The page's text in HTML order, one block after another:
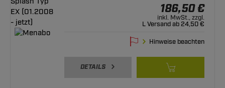
186,50 €
inkl. MwSt., zzgl.
L Versand ab 24,50 €
Hinweise beachten
DETAILS